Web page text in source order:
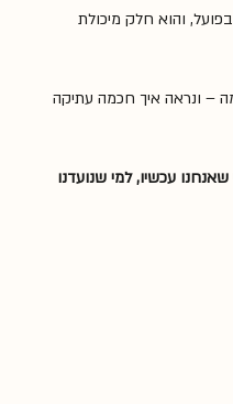
והוא חלק מיכולת
– ונראה איך חכמה עתיקה
עכשיו, למי שנועדנו